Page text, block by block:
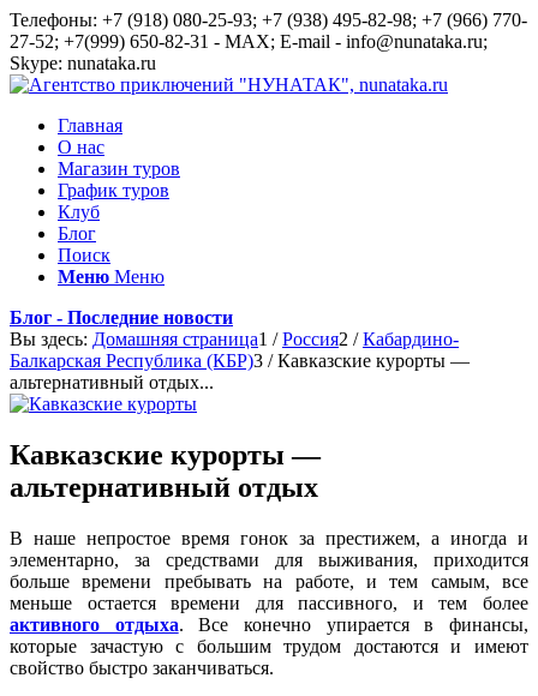
Телефоны: +7 (918) 080-25-93; +7 (938) 495-82-98; +7 (966) 770-
27-52; +7(999) 650-82-31 - MAX; E-mail - info@nunataka.ru;
Skype: nunataka.ru
Главная
О нас
Магазин туров
График туров
Клуб
Блог
Поиск
Меню Меню
Блог - Последние новости
Вы здесь: Домашняя страница1 / Россия2 / Кабардино-
Балкарская Республика (КБР)3 / Кавказские курорты —
альтернативный отдых...
Кавказские курорты —
альтернативный отдых
В наше непростое время гонок за престижем, а иногда и
элементарно, за средствами для выживания, приходится
больше времени пребывать на работе, и тем самым, все
меньше остается времени для пассивного, и тем более
активного отдыха. Все конечно упирается в финансы,
которые зачастую с большим трудом достаются и имеют
свойство быстро заканчиваться.